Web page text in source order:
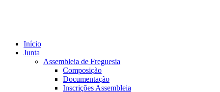
Início
Junta
Assembleia de Freguesia
Composição
Documentação
Inscrições Assembleia